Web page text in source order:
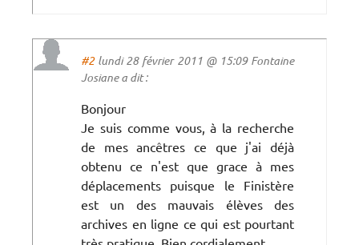
#2lundi 28 février 2011 @ 15:09 Fontaine
Josiane a dit :
Bonjour
Je suis comme vous, à la recherche
de mes ancêtres ce que j'ai déjà
obtenu ce n'est que grace à mes
déplacements puisque le Finistère
est un des mauvais élèves des
archives en ligne ce qui est pourtant